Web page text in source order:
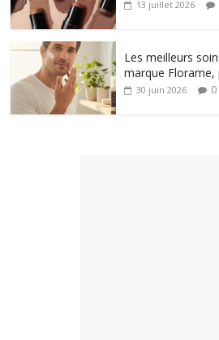
13 juillet 2026
Les meilleurs
marque
30 juin 2026 0